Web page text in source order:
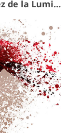
Action Feu Photoshop #6 "Dansez de la Lumière"